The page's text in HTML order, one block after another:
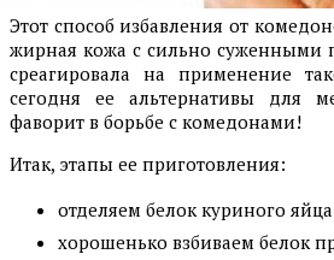
Этот способ избавления от
жирная кожа с сильно суженными
среагировала на применение
сегодня ее альтернативы для
фаворит в борьбе с комедонами!
Итак, этапы ее приготовления:
отделяем белок куриного
хорошенько взбиваем белок